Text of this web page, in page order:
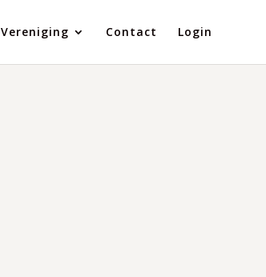
Vereniging Contact Login